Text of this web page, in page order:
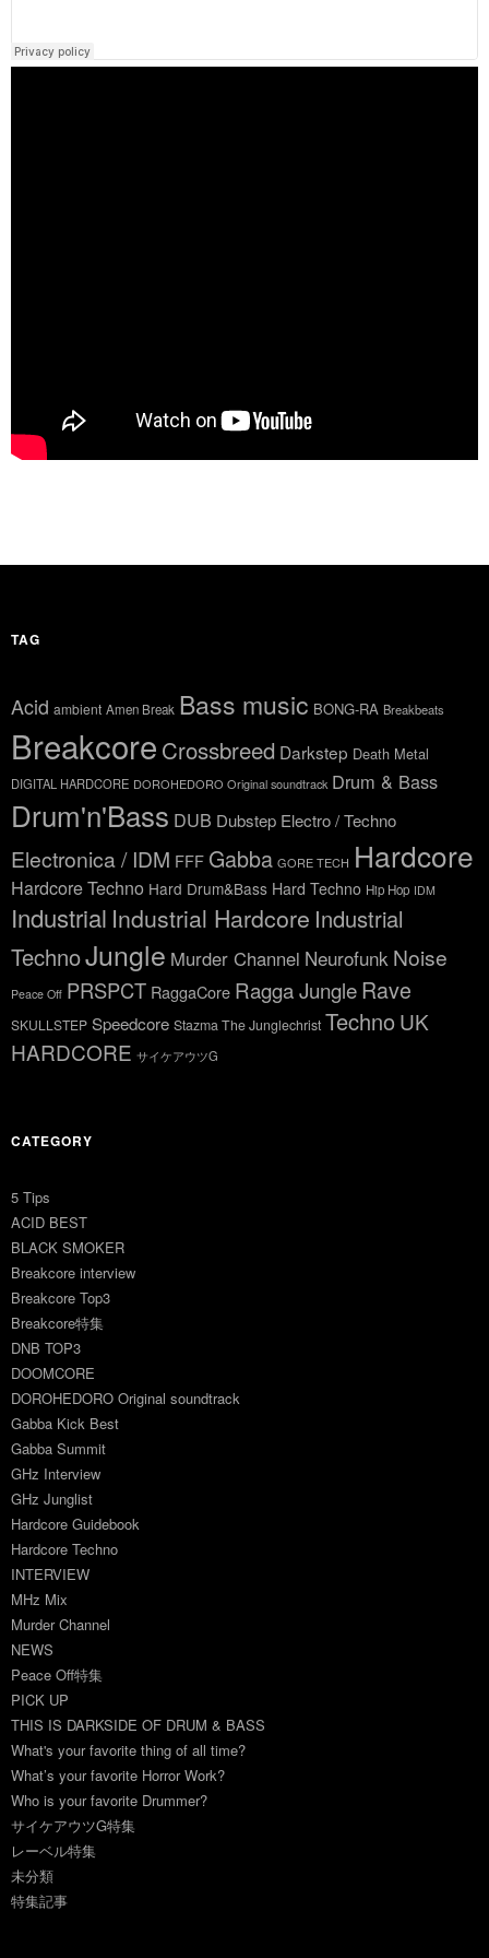
TAG
Acid ambient Amen Break Bass music BONG-RA Breakbeats
Breakcore Crossbreed Darkstep Death Metal
DIGITAL HARDCORE DOROHEDORO Original soundtrack Drum & Bass
Drum'n'Bass DUB Dubstep Electro / Techno
Electronica / IDM FFF Gabba GORE TECH Hardcore
Hardcore Techno Hard Drum&Bass Hard Techno Hip Hop IDM
Industrial Industrial Hardcore Industrial
TechnoJungle Murder Channel Neurofunk Noise
Peace Off PRSPCT RaggaCore Ragga JungleRave
SKULLSTEP Speedcore Stazma The Junglechrist TechnoUK
HARDCORE サイケアウツG
CATEGORY
5 Tips
ACID BEST
BLACK SMOKER
Breakcore interview
Breakcore Top3
Breakcore特集
DNB TOP3
DOOMCORE
DOROHEDORO Original soundtrack
Gabba Kick Best
Gabba Summit
GHz Interview
GHz Junglist
Hardcore Guidebook
Hardcore Techno
INTERVIEW
MHz Mix
Murder Channel
NEWS
Peace Off特集
PICK UP
THIS IS DARKSIDE OF DRUM & BASS
What's your favorite thing of all time?
What’s your favorite Horror Work?
Who is your favorite Drummer?
サイケアウツG特集
レーベル特集
未分類
特集記事